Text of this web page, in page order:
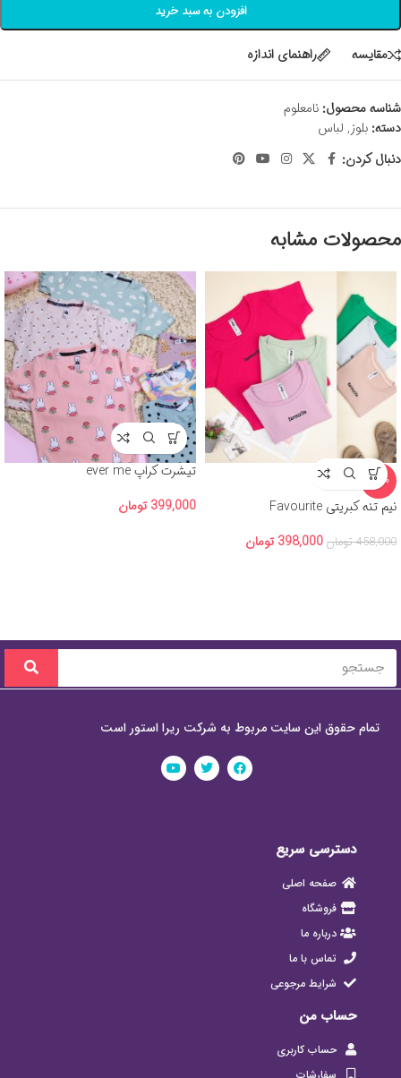
افزودن به سبد خرید
مقايسه راهنمای اندازه
شناسه محصول: نامعلوم
دسته: بلوز, لباس
دنبال کردن:
محصولات مشابه
-13%
نیم تنه کبریتی Favourite
458,000 تومان 398,000 تومان
تیشرت کراپ ever me
399,000 تومان
تمام حقوق این سایت مربوط به شرکت ریرا استور است
دسترسی سریع
صفحه اصلی
فروشگاه
درباره ما
تماس با ما
شرایط مرجوعی
حساب من
حساب کاربری
سفارشات